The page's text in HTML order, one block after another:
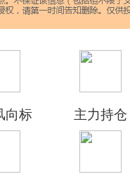
向标 主力持仓